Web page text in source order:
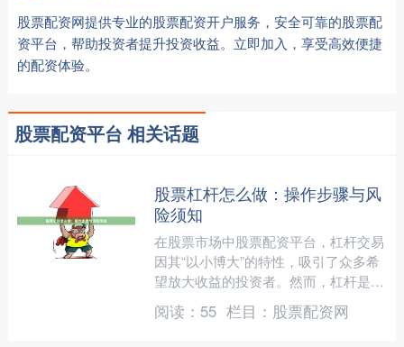
股票配资网提供专业的股票配资开户服务，安全可靠的股票配
资平台，帮助投资者提升投资收益。立即加入，享受高效便捷
的配资体验。
股票配资平台 相关话题
股票杠杆怎么做：操作步骤与风
险须知
在股票市场中股票配资平台，杠杆交易
因其“以小博大”的特性，吸引了众多希
望放大收益的投资者。然而，杠杆是一
把双刃剑，在放大盈利的同时，也会成
倍放大亏损。本文将详细....
阅读： 55 栏目： 股票配资网